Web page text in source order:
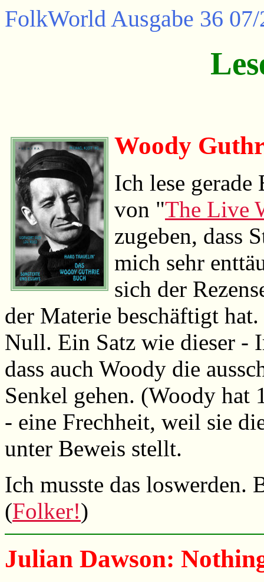
FolkWorldAusgabe 36
Woody
Ich lese gerade
von "The Live
zugeben, dass
mich sehr
sich der
der Materie beschäftigt
Null. Ein Satz wie dieser -
dass auch Woody die
Senkel gehen. (Woody hat
- eine Frechheit, weil sie
unter Beweis stellt.
Ich musste das loswerden.
(Folker!)
Julian Dawson: